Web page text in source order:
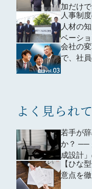
加だけ
も貢献
人事制
人材の
ベーシ
会社の
で、社
よく見られ
若手が
か？ ──
成設計
【ひな
意点を